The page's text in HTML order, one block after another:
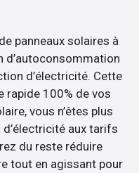
panneaux solaires à
d’autoconsommation
d’électricité. Cette
rapide 100% de vos
vous n’êtes plus
aux tarifs
du reste réduire
tout en agissant pour